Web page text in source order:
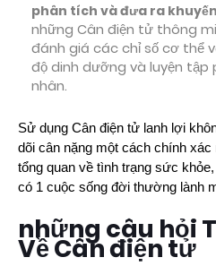
phân tích và đưa ra
những Cân điện tử thông
đánh giá các chỉ số cơ thể
độ dinh dưỡng và luyện
nhân.
Sử dụng Cân điện tử lanh lợi
dõi cân nặng một cách chính
tổng quan về tình trạng sức
có 1 cuộc sống đời thường lành
những câu hỏi
Về Cân điện tử